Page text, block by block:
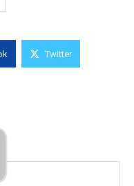
Twitter